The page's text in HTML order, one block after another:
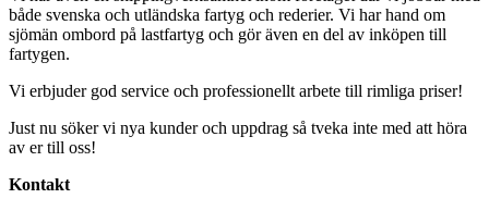
både svenska och utländska fartyg och rederier. Vi har hand om
sjömän ombord på lastfartyg och gör även en del av inköpen till
fartygen.
Vi erbjuder god service och professionellt arbete till rimliga priser!
Just nu söker vi nya kunder och uppdrag så tveka inte med att höra
av er till oss!
Kontakt